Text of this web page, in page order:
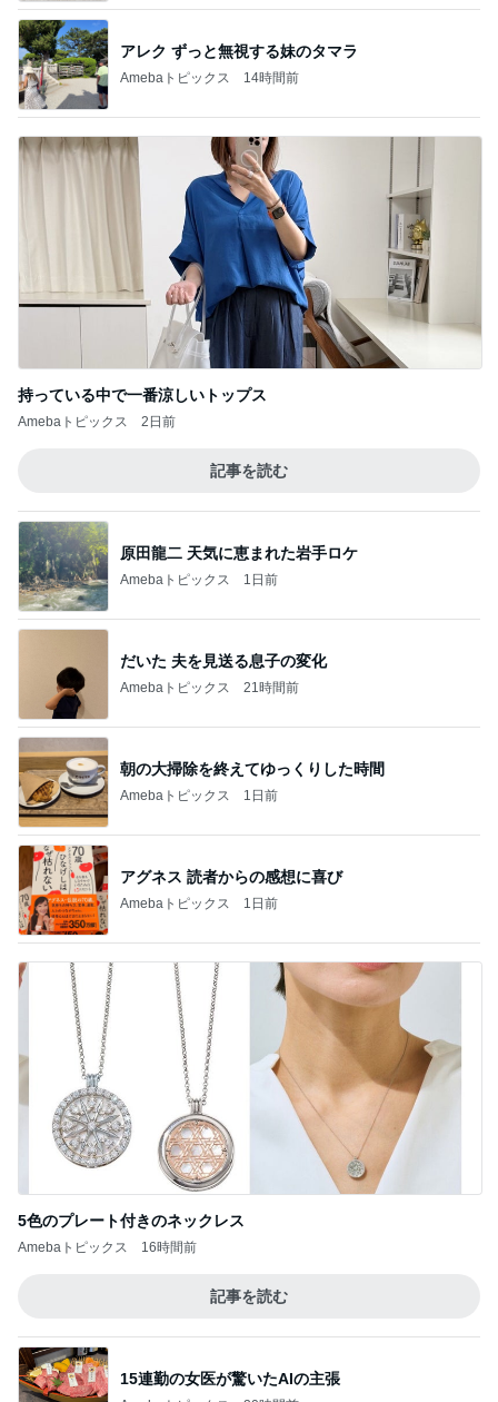
アレク ずっと無視する妹のタマラ
Amebaトピックス 14時間前
持っている中で一番涼しいトップス
Amebaトピックス 2日前
記事を読む
原田龍二 天気に恵まれた岩手ロケ
Amebaトピックス 1日前
だいた 夫を見送る息子の変化
Amebaトピックス 21時間前
朝の大掃除を終えてゆっくりした時間
Amebaトピックス 1日前
アグネス 読者からの感想に喜び
Amebaトピックス 1日前
5色のプレート付きのネックレス
Amebaトピックス 16時間前
記事を読む
15連勤の女医が驚いたAIの主張